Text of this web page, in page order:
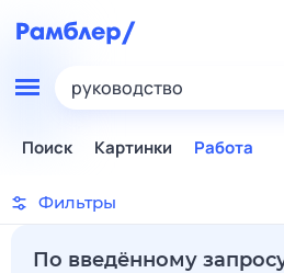
руководство
Поиск Картинки Работа
Фильтры
По введённому